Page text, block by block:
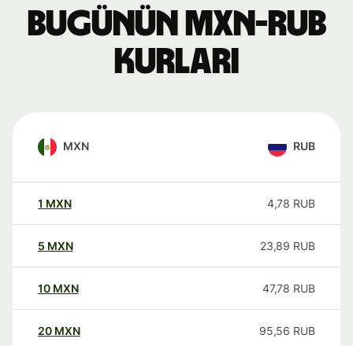
Bugünün MXN-RUB
kurları
MXN RUB
1 MXN 4,78 RUB
5 MXN 23,89 RUB
10 MXN 47,78 RUB
20 MXN 95,56 RUB